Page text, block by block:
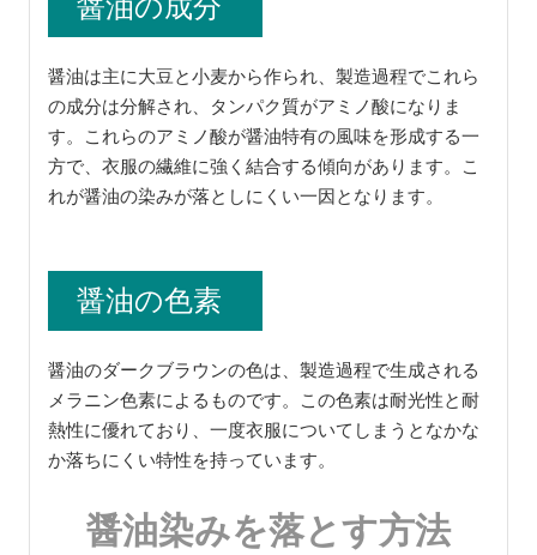
醤油は主に大豆と小麦から作られ、製造過程でこれら
の成分は分解され、タンパク質がアミノ酸になりま
す。これらのアミノ酸が醤油特有の風味を形成する一
方で、衣服の繊維に強く結合する傾向があります。こ
れが醤油の染みが落としにくい一因となります。
醤油の色素
醤油のダークブラウンの色は、製造過程で生成される
メラニン色素によるものです。この色素は耐光性と耐
熱性に優れており、一度衣服についてしまうとなかな
か落ちにくい特性を持っています。
醤油染みを落とす方法